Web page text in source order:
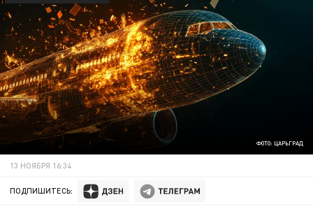
ФОТО: ЦАРЬГРАД
13 НОЯБРЯ 16:34
ПОДПИШИТЕСЬ: